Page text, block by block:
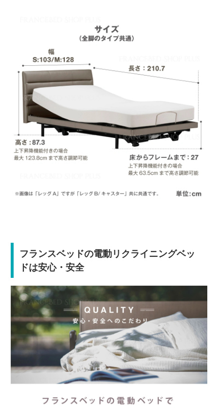
フランスベッドの電動リクライニングベッ
ドは安心・安全